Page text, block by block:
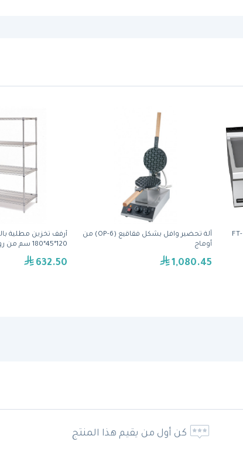
أرفف تخزين مطلية
120*45*180 سم من رويال وير
632.50
آلة تحضير وافل بشكل فقاقيع (OP-6) من
أوماج
1,080.45
صاج شوي كهربائي بسطح مسطّح (FT-
كن أول من يقيم هذا المنتج